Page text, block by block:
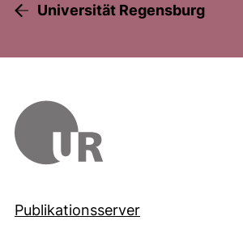
Universität Regensburg
Publikationsserver